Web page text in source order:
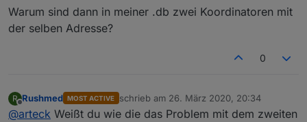
Warum sind dann in meiner .db zwei Koordinatoren mit
der selben Adresse?
0
R
Offline
Rushmed MOST ACTIVE schrieb am 26. März 2020, 20:34
zuletzt editiert von
@arteck Weißt du wie die das Problem mit dem zweiten